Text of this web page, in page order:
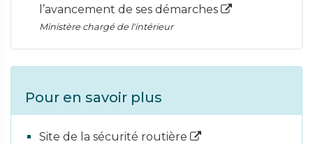
l’avancement de ses démarches
Ministère chargé de l'intérieur
Pour en savoir plus
Site de la sécurité routière